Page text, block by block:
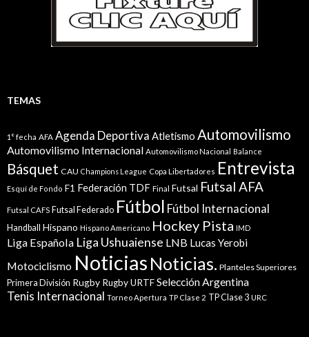
TEMAS
1° fecha AFA Agenda Deportiva Atletismo Automovilismo
Automovilismo Internacional Automovilismo Nacional Balance
Básquet CAU Champions League Copa Libertadores Entrevista
Esquí de Fondo F1 Federación TDF Final Futsal Futsal AFA
Futsal CAFS Futsal Federado Fútbol Fútbol Internacional
Handball Hispano Hispano Americano Hockey Pista IMD
Liga Española Liga Ushuaiense LNB Lucas Yerobi
Motociclismo Noticias Noticias. Planteles Superiores
Primera División Rugby Rugby URTFSelección Argentina
Tenis Internacional Torneo Apertura TP Clase 2 TP Clase 3 URC